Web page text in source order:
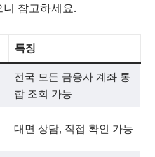
참고하세요.
특징
전국 모든 금융사 계좌 통
합 조회 가능
대면 상담, 직접 확인 가능